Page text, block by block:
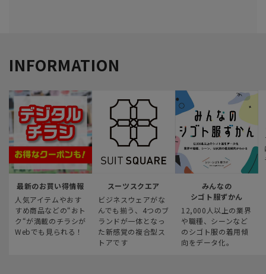
INFORMATION
最新のお買い得情報
人気アイテムやおす
すめ商品などの“おト
ク“が満載のチラシが
Webでも見られる！
スーツスクエア
ビジネスウェアがな
んでも揃う、4つのブ
ランドが一体となっ
た新感覚の複合型ス
トアです
みんなの
シゴト服ずかん
12,000人以上の業界
や職種、シーンなど
のシゴト服の着用傾
向をデータ化。